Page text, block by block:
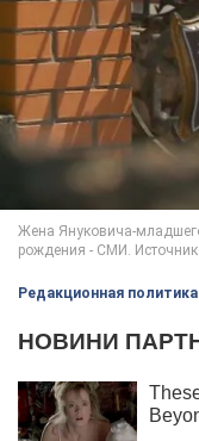
Редакционная политика